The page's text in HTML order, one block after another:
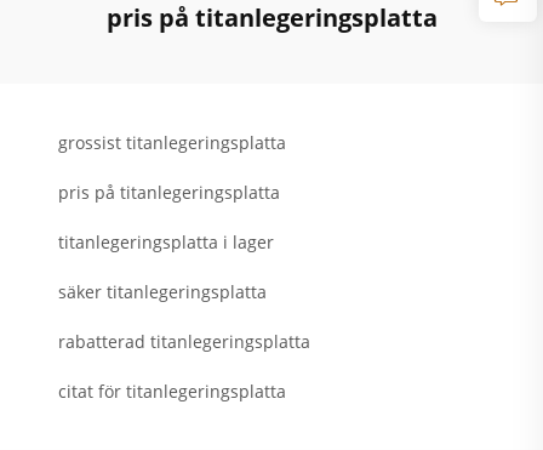
pris på titanlegeringsplatta
grossist titanlegeringsplatta
pris på titanlegeringsplatta
titanlegeringsplatta i lager
säker titanlegeringsplatta
rabatterad titanlegeringsplatta
citat för titanlegeringsplatta